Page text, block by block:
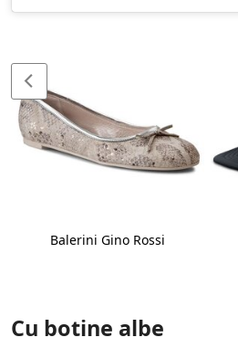
Balerini Gino Rossi
Cu botine albe